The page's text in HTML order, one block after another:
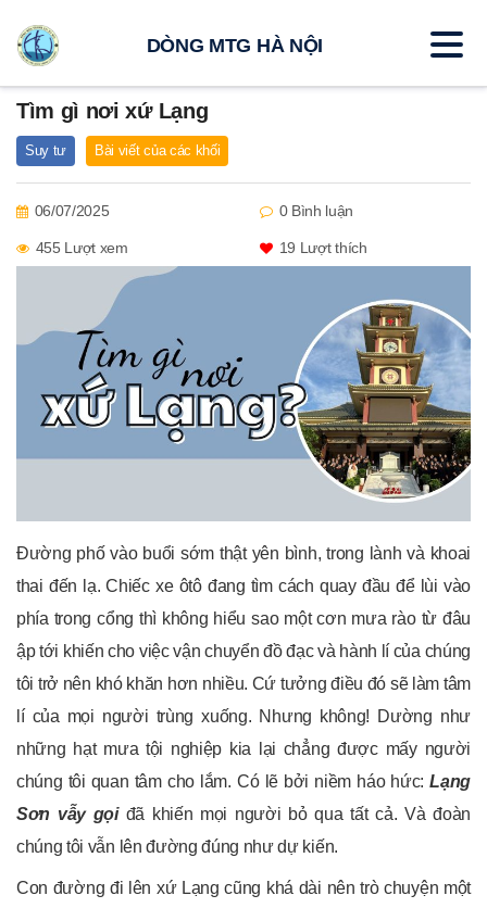
Tìm gì nơi xứ Lạng
Suy tư Bài viết của các khối
06/07/2025 0 Bình luận
455 Lượt xem 19 Lượt thích
Đường phố vào buổi sớm thật yên bình, trong lành và khoai
thai đến lạ. Chiếc xe ôtô đang tìm cách quay đầu để lùi vào
phía trong cổng thì không hiểu sao một cơn mưa rào từ đâu
ập tới khiến cho việc vận chuyển đồ đạc và hành lí của chúng
tôi trở nên khó khăn hơn nhiều. Cứ tưởng điều đó sẽ làm tâm
lí của mọi người trùng xuống. Nhưng không! Dường như
những hạt mưa tội nghiệp kia lại chẳng được mấy người
chúng tôi quan tâm cho lắm. Có lẽ bởi niềm háo hức:Lạng
Sơn vẫy gọiđã khiến mọi người bỏ qua tất cả. Và đoàn
chúng tôi vẫn lên đường đúng như dự kiến.
Con đường đi lên xứ Lạng cũng khá dài nên trò chuyện một
DÒNG MTG HÀ NỘI